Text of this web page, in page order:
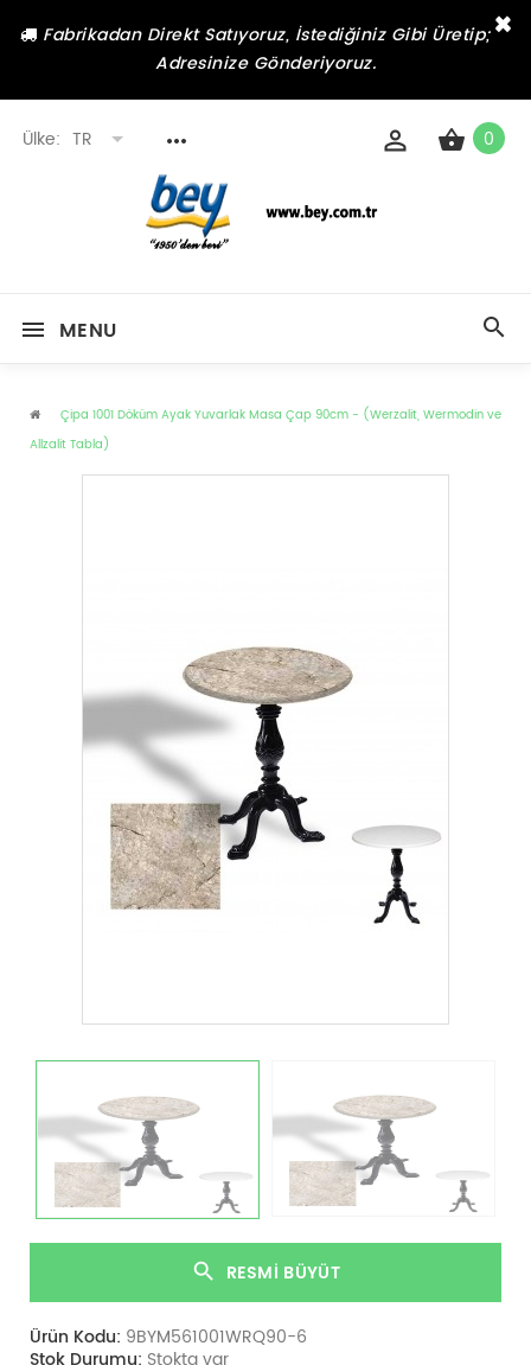
×
Fabrikadan Direkt Satıyoruz, İstediğiniz Gibi Üretip;
Adresinize Gönderiyoruz.
Ülke: TR 0
MENU
Çipa 1001 Döküm Ayak Yuvarlak Masa Çap 90cm - (Werzalit, Wermodin ve
Allzalit Tabla)
RESMI BÜYÜT
Ürün Kodu: 9BYM561001WRQ90-6